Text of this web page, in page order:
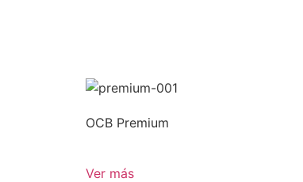
OCB Premium
Ver más